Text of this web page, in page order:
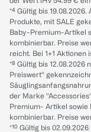
*⁴ Gültig bis
Produkte, mit SALE
Baby-Premium-Artikel
kombinierbar. Preise
reicht. Bei 1+1 Aktionen
*⁸ Gültig bis 12.08.2026
Preiswert“
der Marke
Premium- Artikel sowie
kombinierbar. Preise
*¹⁰ Gültig bis